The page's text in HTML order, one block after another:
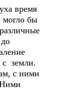
время
могло бы
с земли.
с ними